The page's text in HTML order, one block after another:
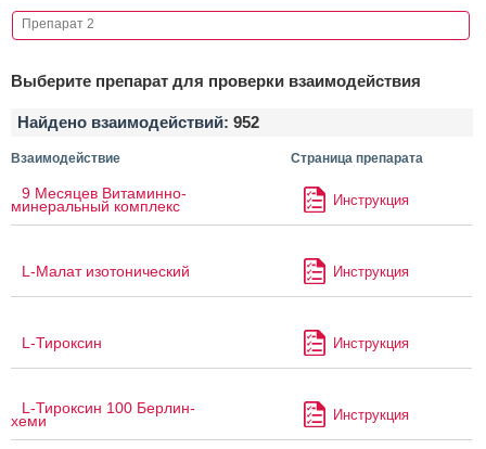
Выберите препарат для проверки взаимодействия
Найдено взаимодействий: 952
Взаимодействие Страница препарата
9 Месяцев Витаминно-
минеральный комплекс Инструкция
L-Малат изотонический Инструкция
L-Тироксин Инструкция
L-Тироксин 100 Берлин-
хеми Инструкция